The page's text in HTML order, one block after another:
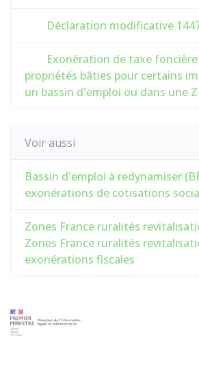
Déclaration modificative
Exonération de taxe
propriétés bâties pour certains
un bassin d'emploi ou dans une
Voir aussi
Bassin d'emploi à redynamiser
exonérations de cotisations
Zones France ruralités
Zones France ruralités
exonérations fiscales